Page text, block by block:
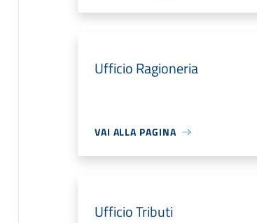
Ufficio Ragioneria
VAI ALLA PAGINA
Ufficio Tributi